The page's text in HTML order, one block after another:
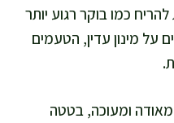
כמו בוקר רגוע יותר
מינון עדין, הטעמים
ומעוכה, בטטה